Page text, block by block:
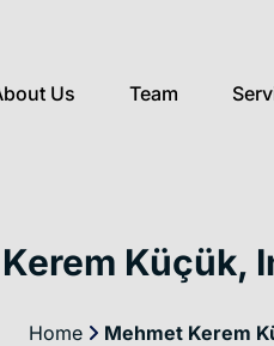
Us Team
Küçük,
Home Mehmet Kerem